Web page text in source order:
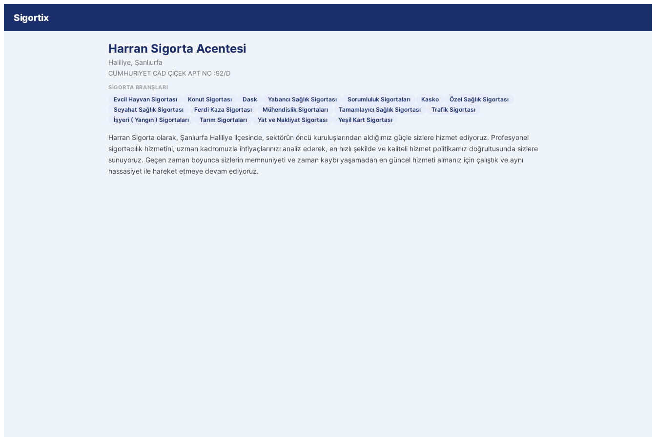
Sigortix
Harran Sigorta Acentesi
Haliliye, Şanlıurfa
CUMHURIYET CAD ÇİÇEK APT NO :92/D
SIGORTA BRANŞLARI
Evcil Hayvan Sigortası Konut Sigortası Dask Yabancı Sağlık Sigortası Sorumluluk Sigortaları Kasko
Özel Sağlık Sigortası
Seyahat Sağlık Sigortası
Ferdi Kaza Sigortası Mühendislik Sigortaları Tamamlayıcı Sağlık Sigortası
Trafik Sigortası
İşyeri ( Yangın ) Sigortaları
Tarım Sigortaları Yat ve Nakliyat Sigortası Yeşil Kart Sigortası
Harran Sigorta olarak, Şanlıurfa Haliliye ilçesinde, sektörün öncü kuruluşlarından aldığımız güçle sizlere hizmet ediyoruz. Profesyonel
sigortacılık hizmetini, uzman kadromuzla ihtiyaçlarınızı analiz ederek, en hızlı şekilde ve kaliteli hizmet politikamız doğrultusunda sizlere
sunuyoruz. Geçen zaman boyunca sizlerin memnuniyeti ve zaman kaybı yaşamadan en güncel hizmeti almanız için çalıştık ve aynı
hassasiyet ile hareket etmeye devam ediyoruz.